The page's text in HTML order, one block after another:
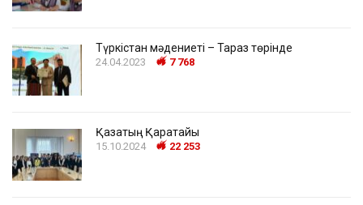
Түркістан мәдениеті – Тараз төрінде
24.04.2023 7 768
Қазақтың Қаратайы
15.10.2024 22 253